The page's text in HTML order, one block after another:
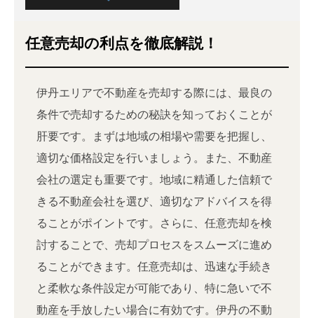
任意売却の利点を徹底解説！
伊丹エリアで不動産を売却する際には、最良の
条件で売却するための秘訣を知っておくことが
肝要です。まずは地域の相場や需要を把握し、
適切な価格設定を行いましょう。また、不動産
会社の選定も重要です。地域に精通した信頼で
きる不動産会社を選び、適切なアドバイスを得
ることがポイントです。さらに、任意売却を検
討することで、売却プロセスをスムーズに進め
ることができます。任意売却は、迅速な手続き
と柔軟な条件設定が可能であり、特に急いで不
動産を手放したい場合に有効です。伊丹の不動